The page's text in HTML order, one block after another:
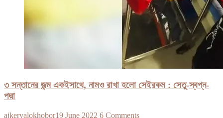
৩ সন্তানের জন্ম একইসাথে, নামও রাখা হলো সেইরকম : সেতু-স্বপ্ন-
পদ্মা
ajkervalokhobor19 June 2022 6 Comments